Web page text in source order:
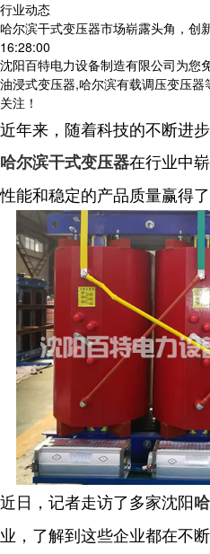
行业动态
哈尔滨干式变压器市场崭露头角，创
16:28:00
沈阳百特电力设备制造有限公司为您
油浸式变压器,哈尔滨有载调压变压
关注！
近年来，随着科技的不断进
哈尔滨干式变压器在行业中
性能和稳定的产品质量赢得
近日，记者走访了多家沈阳
业，了解到这些企业都在不